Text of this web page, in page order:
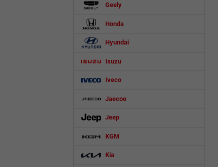
Geely
Honda
Hyundai
Isuzu
Iveco
Jaecoo
Jeep
KGM
Kia